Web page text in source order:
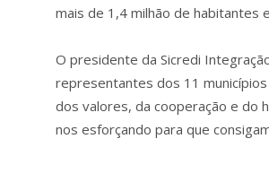
mais de 1,4 milhão de habitantes
O presidente da Sicredi
representantes dos 11
dos valores, da cooperação e do
nos esforçando para que